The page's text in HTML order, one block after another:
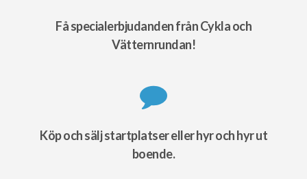
Få specialerbjudanden från Cykla och
Vätternrundan!
Köp och sälj startplatser eller hyr och hyr ut
boende.